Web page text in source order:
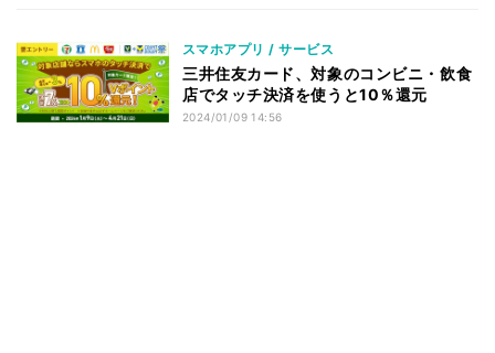
スマホアプリ / サービス
三井住友カード、対象のコンビニ・飲食
店でタッチ決済を使うと10％還元
2024/01/09 14:56